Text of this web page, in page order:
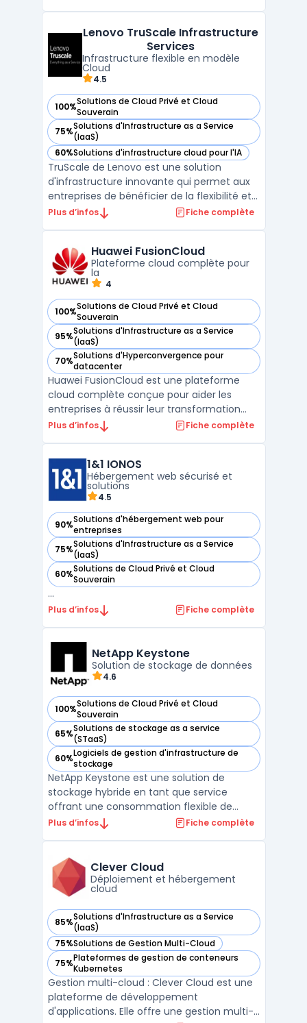
plateformes Pure Storage®. Il combine l ...
Lenovo TruScale Infrastructure
Services
Infrastructure flexible en modèle
Cloud
4.5
100%Solutions de Cloud Privé et Cloud
Souverain
— voir Lenovo TruScale Infrastructure Services dans cette
75%Solutions d'Infrastructure as a Service
(IaaS)
— voir Lenovo TruScale Infrastructure Services dans cette
60%Solutions d'infrastructure cloud pour l'IA
— voir Lenovo TruScale Infrastructure Services dans cette
TruScale de Lenovo est une solution
d'infrastructure innovante qui permet aux
entreprises de bénéficier de la flexibilité et
de l'évolutivité du Cloud tout en conservant
l'usage, TruScale offre une ...
Plus d’infos Fiche complète
Huawei FusionCloud
Plateforme cloud complète pour
la
4
100%Solutions de Cloud Privé et Cloud
Souverain
— voir Huawei FusionCloud dans cette catégorie
95%Solutions d'Infrastructure as a Service
(IaaS)
— voir Huawei FusionCloud dans cette catégorie
70%Solutions d'Hyperconvergence pour
datacenter
— voir Huawei FusionCloud dans cette catégorie
Huawei FusionCloud est une plateforme
cloud complète conçue pour aider les
entreprises à réussir leur transformation
digitale. Elle intègre une suite de services
disponibilité élevée et une sécurité
renforcée des données critiqu ...
Plus d’infos Fiche complète
1&1 IONOS
Hébergement web sécurisé et
solutions
4.5
90%Solutions d'hébergement web pour
entreprises
— voir 1&1 IONOS dans cette catégorie
75%Solutions d'Infrastructure as a Service
(IaaS)
— voir 1&1 IONOS dans cette catégorie
60%Solutions de Cloud Privé et Cloud
Souverain
— voir 1&1 IONOS dans cette catégorie
...
Plus d’infos Fiche complète
NetApp Keystone
Solution de stockage de données
4.6
100%Solutions de Cloud Privé et Cloud
Souverain
— voir NetApp Keystone dans cette catégorie
65%Solutions de stockage as a service
(STaaS)
— voir NetApp Keystone dans cette catégorie
60%Logiciels de gestion d'infrastructure de
stockage
— voir NetApp Keystone dans cette catégorie
NetApp Keystone est une solution de
stockage hybride en tant que service
offrant une consommation flexible de
cloud. Cette solution permet une gestion
Keystone propose des options de
protection des données avec c ...
Plus d’infos Fiche complète
Clever Cloud
Déploiement et hébergement
cloud
85%Solutions d'Infrastructure as a Service
(IaaS)
— voir Clever Cloud dans cette catégorie
75%Solutions de Gestion Multi-Cloud
— voir Clever Cloud dans cette catégorie
75%Plateformes de gestion de conteneurs
Kubernetes
— voir Clever Cloud dans cette catégorie
Gestion multi-cloud : Clever Cloud est une
plateforme de développement
d'applications. Elle offre une gestion multi-